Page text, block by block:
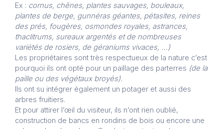
Ex : cornus, chênes, plantes sauvages, bouleaux,
plantes de berge, gunnéras géantes, pétasites, reines
des prés, fougères, osmondes royales, astrances,
thaclitrums, sureaux argentés et de nombreuses
variétés de rosiers, de géraniums vivaces, …)
Les propriétaires sont très respectueux de la nature c’est
pourquoi ils ont opté pour un paillage des parterres (de la
paille ou des végétaux broyés).
Ils ont su intégrer également un potager et aussi des
arbres fruitiers.
Et pour attirer l’œil du visiteur, ils n’ont rien oublié,
construction de bancs en rondins de bois ou encore une